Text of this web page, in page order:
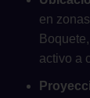
en
activo a